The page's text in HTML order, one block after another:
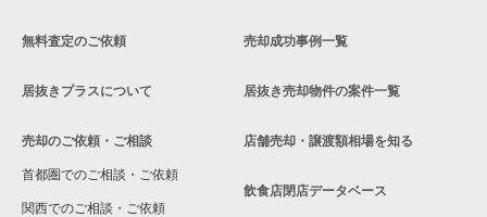
大阪市鶴見区の飲食店の居抜き売却物件の案件一覧
大阪市浪速区の飲食店の居抜き売却物件の案件一覧
八尾市の飲食店の居抜き売却物件の案件一覧
大東市の飲食店の居抜き売却物件の案件一覧
無料査定のご依頼
居抜きプラスについて
売却のご依頼・ご相談
首都圏でのご相談・ご依頼
関西でのご相談・ご依頼
売却成功事例一覧
居抜き売却物件の案件一覧
店舗売却・譲渡額相場を知る
飲食店閉店データベース